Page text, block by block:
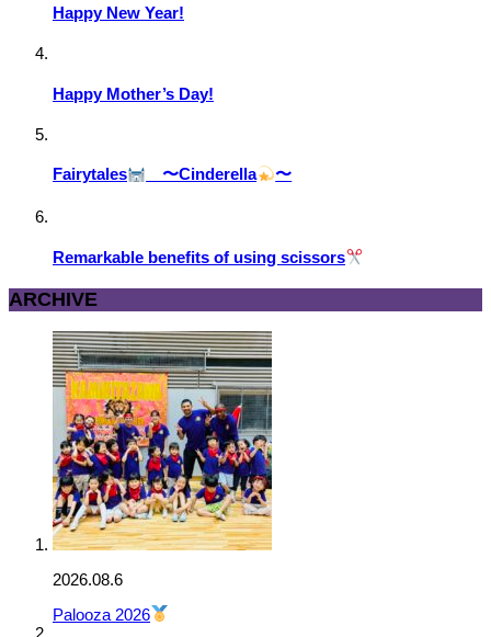
Happy New Year!
Happy Mother’s Day!
Fairytales 〜Cinderella 〜
Remarkable benefits of using scissors
ARCHIVE
2026.08.6
Palooza 2026